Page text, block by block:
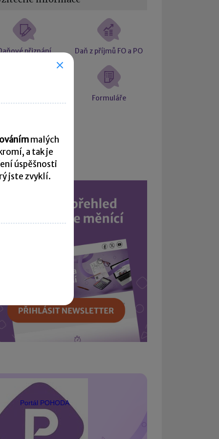
přiznání Daň z příjmů FO a PO
pojištění
Formuláře
Kalendář
Portál POHODA
malých
a tak je
úspěšnosti
jste zvyklí.